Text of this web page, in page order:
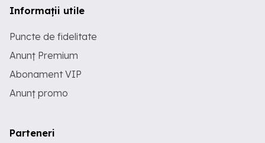
Informații utile
Puncte de fidelitate
Anunț Premium
Abonament VIP
Anunț promo
Parteneri